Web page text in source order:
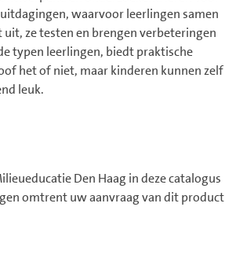
waarvoor leerlingen samen
ze testen en brengen verbeteringen
typen leerlingen, biedt praktische
het of niet, maar kinderen kunnen zelf
leuk.
Den Haag in deze catalogus
omtrent uw aanvraag van dit product